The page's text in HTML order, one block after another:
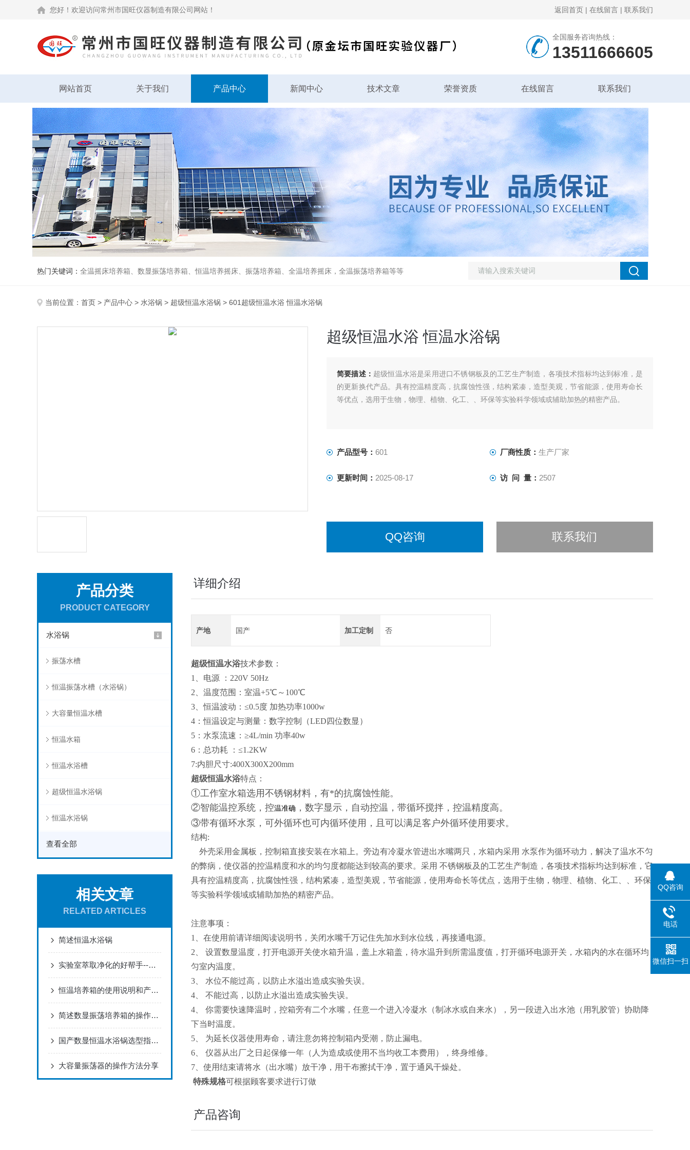
您好！欢迎访问常州市国旺仪器制造有限公司网站！ 返回首页 | 在线留言 | 联系我们
全国服务咨询热线：
13511666605
网站首页 关于我们 产品中心 新闻中心 技术文章 荣誉资质 在线留言 联系我们
热门关键词： 全温摇床培养箱、数显振荡培养箱、恒温培养摇床、振荡培养箱、全温培养摇床，全温振荡培养箱等等
当前位置： 首页 > 产品中心 > 水浴锅 > 超级恒温水浴锅 > 601超级恒温水浴 恒温水浴锅
超级恒温水浴 恒温水浴锅
简要描述： 超级恒温水浴是采用进口不锈钢板及的工艺生产制造，各项技术指标均达到标准，是
的更新换代产品。具有控温精度高，抗腐蚀性强，结构紧凑，造型美观，节省能源，使用寿命长
等优点，选用于生物，物理、植物、化工、、环保等实验科学领域或辅助加热的精密产品。
产品型号： 601 厂商性质： 生产厂家
更新时间： 2025-08-17 访 问 量： 2507
QQ咨询 联系我们
产品分类
PRODUCT CATEGORY
水浴锅
振荡水槽
恒温振荡水槽（水浴锅）
大容量恒温水槽
恒温水箱
恒温水浴槽
超级恒温水浴锅
恒温水浴锅
查看全部
相关文章
RELATED ARTICLES
简述恒温水浴锅
实验室萃取净化的好帮手--GW-A分液漏斗振荡器
恒温培养箱的使用说明和产品特点
简述数显振荡培养箱的操作和原理
国产数显恒温水浴锅选型指南 国旺仪器产品特性解析
大容量振荡器的操作方法分享
详细介绍
产地 国产 加工定制 否
超级恒温水浴技术参数：
1、电源 ：220V 50Hz
2、温度范围： 室温+5℃ ～100℃
3、恒温波动：≤0.5度 加热功率1000w
4：恒温设定与测量：数字控制（LED四位数显）
5：水泵流速：≥4L/min 功率40w
6：总功耗 ：≤1.2KW
7:内胆尺寸:400X300X200mm
超级恒温水浴特点：
①工作室水箱选用不锈钢材料，有*的抗腐蚀性能。
②智能温控系统，控温准确 ，数字显示，自动控温，带循环搅拌，控温精度高。
③带有循环水泵，可外循环也可内循环使用，且可以满足客户外循环使用要求。
结构:
外壳采用金属板，控制箱直接安装在水箱上。旁边有冷凝水管进出水嘴两只，水箱内采用 水泵作为循环动力，解决了温水不匀
的弊病，使仪器的控温精度和水的均匀度都能达到较高的要求。采用 不锈钢板及的工艺生产制造，各项技术指标均达到标准，它
具有控温精度高，抗腐蚀性强，结构紧凑，造型美观，节省能源，使用寿命长等优点，选用于生物，物理、植物、化工、、环保
等实验科学领域或辅助加热的精密产品。
注意事项：
1、在使用前请详细阅读说明书，关闭水嘴千万记住先加水到水位线，再接通电源。
2、 设置数显温度，打开电源开关使水箱升温，盖上水箱盖，待水温升到所需温度值，打开循环电源开关，水箱内的水在循环均
匀室内温度。
3、 水位不能过高，以防止水溢出造成实验失误。
4、 不能过高，以防止水溢出造成实验失误。
4、 你需要快速降温时，控箱旁有二个水嘴，任意一个进入冷凝水（制冰水或自来水），另一段进入出水池（用乳胶管）协助降
下当时温度。
5、 为延长仪器使用寿命，请注意勿将控制箱内受潮，防止漏电。
6、 仪器从出厂之日起保修一年（人为造成或使用不当均收工本费用），终身维修。
7、使用结束请将水（出水嘴）放干净，用干布擦拭干净，置于通风干燥处。
特殊规格可根据顾客要求进行订做
产品咨询
QQ咨询
电话
微信扫一扫